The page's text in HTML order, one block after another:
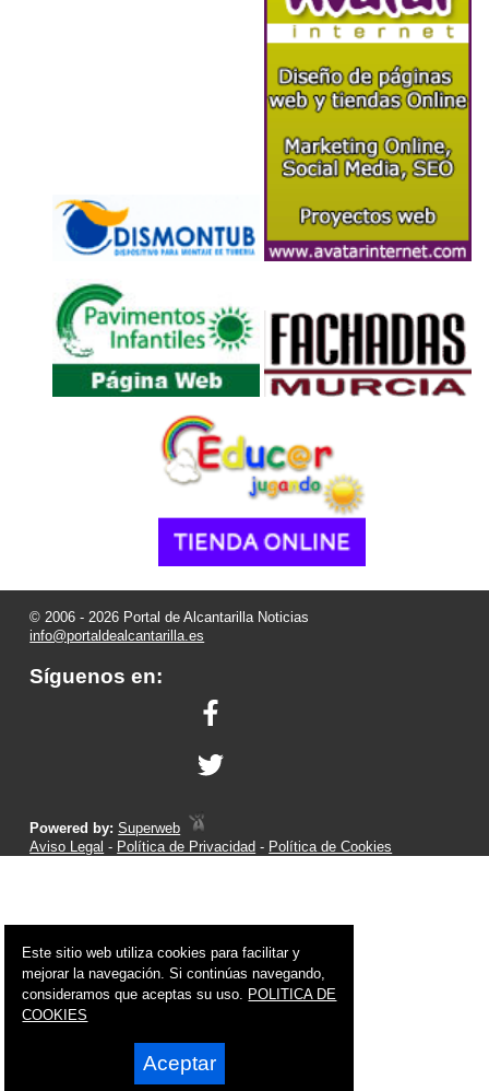
© 2006 - 2026 Portal de Alcantarilla Noticias
info@portaldealcantarilla.es
Síguenos en:
Powered by:Superweb
Aviso Legal - Política de Privacidad - Política de Cookies
Este sitio web utiliza cookies para facilitar y
mejorar la navegación. Si continúas navegando,
consideramos que aceptas su uso. POLITICA DE
COOKIES
Aceptar